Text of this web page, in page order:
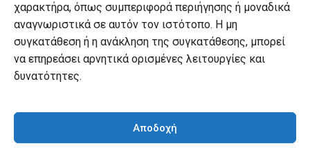
χαρακτήρα, όπως συμπεριφορά περιήγησης ή μοναδικά
αναγνωριστικά σε αυτόν τον ιστότοπο. Η μη
συγκατάθεση ή η ανάκληση της συγκατάθεσης, μπορεί
να επηρεάσει αρνητικά ορισμένες λειτουργίες και
δυνατότητες.
Αποδοχή
Οι παραγγελίες μου
Λίστα επιθυμιών